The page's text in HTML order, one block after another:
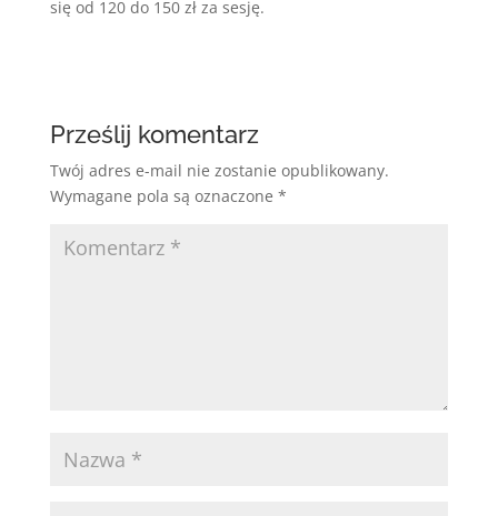
się od 120 do 150 zł za sesję.
Prześlij komentarz
Twój adres e-mail nie zostanie opublikowany.
Wymagane pola są oznaczone *